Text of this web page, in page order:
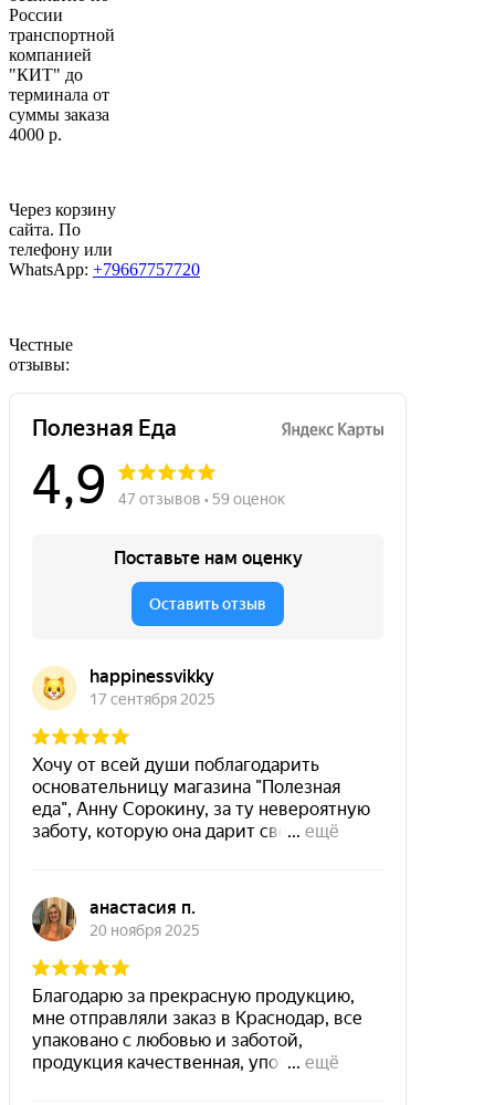
России
транспортной
компанией
"КИТ" до
терминала от
суммы заказа
4000 р.
Через корзину
сайта. По
телефону или
WhatsApp: +79667757720
Честные
отзывы: